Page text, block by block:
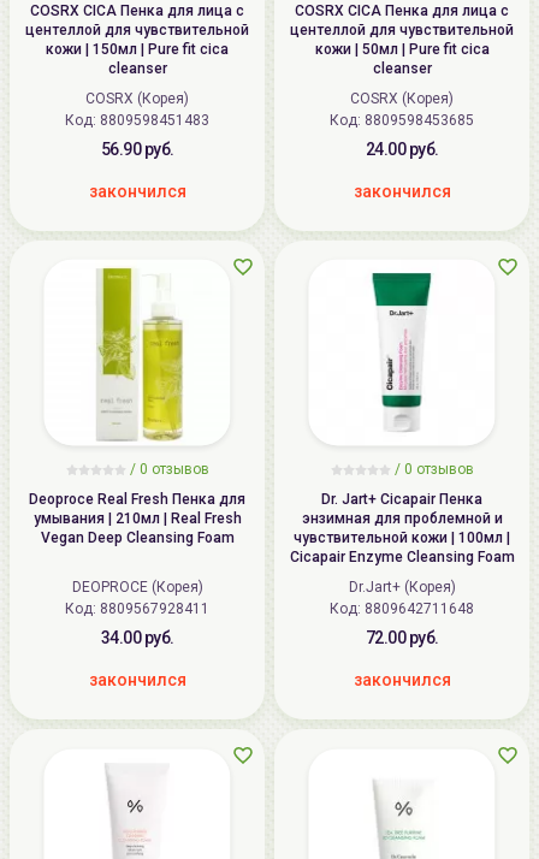
COSRX CICA Пенка для лица с
центеллой для чувствительной
кожи | 150мл | Pure fit cica
cleanser
COSRX (Корея)
Код: 8809598451483
56.90 руб.
закончился
COSRX CICA Пенка для лица с
центеллой для чувствительной
кожи | 50мл | Pure fit cica
cleanser
COSRX (Корея)
Код: 8809598453685
24.00 руб.
закончился
/ 0 отзывов
Deoproce Real Fresh Пенка для
умывания | 210мл | Real Fresh
Vegan Deep Cleansing Foam
DEOPROCE (Корея)
Код: 8809567928411
34.00 руб.
закончился
/ 0 отзывов
Dr. Jart+ Cicapair Пенка
энзимная для проблемной и
чувствительной кожи | 100мл |
Cicapair Enzyme Cleansing Foam
Dr.Jart+ (Корея)
Код: 8809642711648
72.00 руб.
закончился